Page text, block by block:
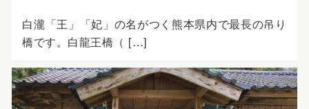
白瀧「王」「妃」の名がつく熊本県内で最長の吊り
橋です。白龍王橋（ […]